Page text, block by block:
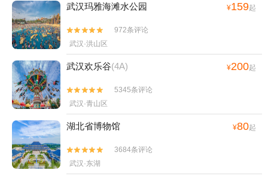
武汉玛雅海滩水公园 ¥159起


972条评论
武汉·洪山区
武汉欢乐谷(4A) ¥200起


5345条评论
武汉·青山区
湖北省博物馆 ¥80起


3684条评论
武汉·东湖